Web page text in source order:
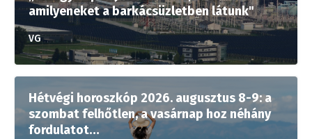
amilyeneket a barkácsüzletben látunk"
VG
Hétvégi horoszkóp 2026. augusztus 8-9: a
szombat felhőtlen, a vasárnap hoz néhány
fordulatot…